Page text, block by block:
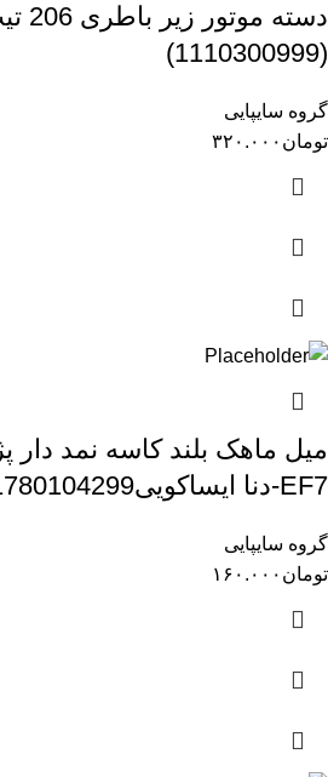
(1110300999)
گروه سایپایی
تومان ۳۲۰.۰۰۰
EF7-دنا ایساکویی1780104299
گروه سایپایی
تومان ۱۶۰.۰۰۰